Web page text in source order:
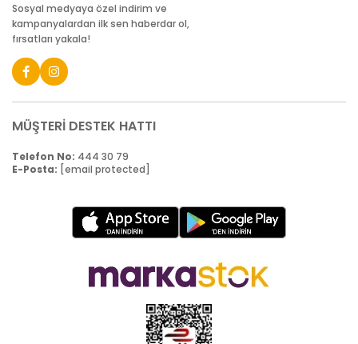
Sosyal medyaya özel indirim ve
kampanyalardan ilk sen haberdar ol,
fırsatları yakala!
MÜŞTERİ DESTEK HATTI
Telefon No: 444 30 79
E-Posta: [email protected]